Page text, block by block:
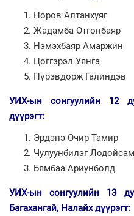
Норов Алтанхуяг
Жадамба Отгонбаяр
Нэмэхбаяр Амаржин
Цоггэрэл Уянга
Пүрэвдорж Галиндэв
УИХ-ын сонгуулийн 12
дүүрэгт:
Эрдэнэ-Очир Тамир
Чулуунбилэг
Бямбаа Ариунболд
УИХ-ын сонгуулийн 13
Багахангай, Налайх дүүрэгт: